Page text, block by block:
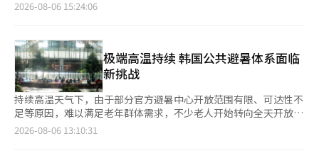
上述研究结果。该研究基于韩国雇佣劳动部的相关数据，对韩国劳
动力市场工资变化趋势进行了分析。 数据显示，韩国高收入与低
收入劳动者之间的工资差距由2010年的5.517倍缩小至2020年的
3.485倍，但到2024年又扩大至3.619倍。研究指
2026-08-06 15:24:06
极端高温持续 韩国公共避暑体系面临
新挑战
持续高温天气下，由于部分官方避暑中心开放范围有限、可达性不
足等原因，难以满足老年群体需求，不少老人开始转向全天开放、
免费且配套设施完善的公共空间避暑。 数据显示，截至本月4日，
2026-08-06 13:10:31